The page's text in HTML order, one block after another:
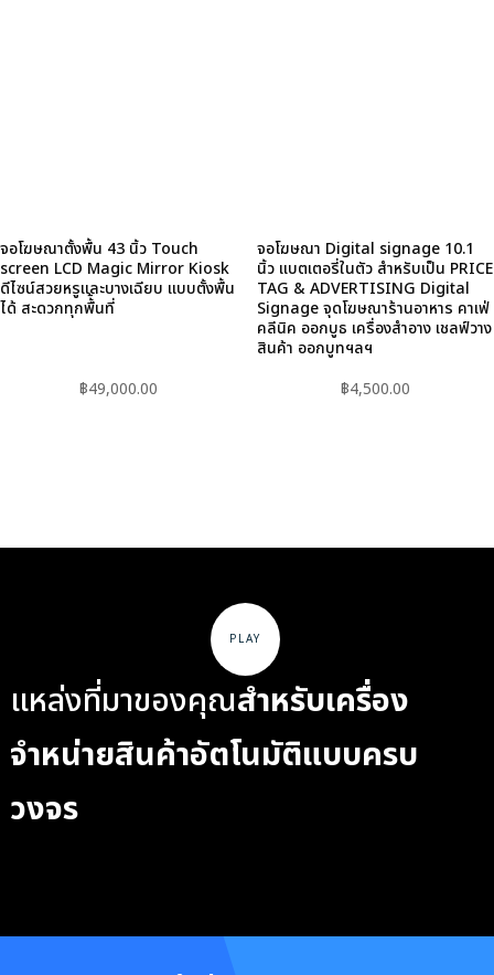
จอโฆษณาตั้งพื้น 43 นิ้ว Touch
screen LCD Magic Mirror Kiosk
ดีไซน์สวยหรูและบางเฉียบ แบบตั้งพื้น
ได้ สะดวกทุกพื้้นที่
฿49,000.00
จอโฆษณา Digital signage 10.1
นิ้ว แบตเตอรี่ในตัว สำหรับเป็น PRICE
TAG & ADVERTISING Digital
Signage จุดโฆษณาร้านอาหาร คาเฟ่
คลีนิค ออกบูธ เครื่องสำอาง เชลฟ์วาง
สินค้า ออกบูทฯลฯ
฿4,500.00
แหล่งที่มาของคุณสำหรับเครื่อง
จำหน่ายสินค้าอัตโนมัติแบบครบ
วงจร